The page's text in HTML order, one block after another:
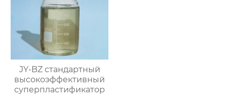
JY-BZ стандартный
высокоэффективный
суперпластификатор